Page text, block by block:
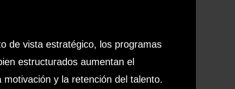
de vista estratégico, los programas
estructurados aumentan el
motivación y la retención del talento.